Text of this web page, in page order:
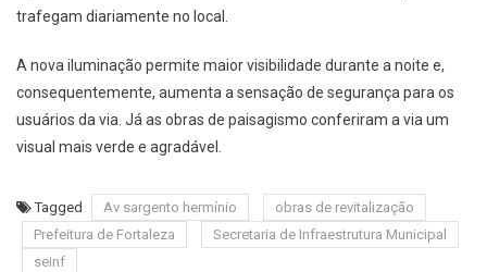
trafegam diariamente no local.
A nova iluminação permite maior visibilidade durante a noite e,
consequentemente, aumenta a sensação de segurança para os
usuários da via. Já as obras de paisagismo conferiram a via um
visual mais verde e agradável.
Tagged Av sargento hermínio
obras de revitalização
Prefeitura de Fortaleza
Secretaria de Infraestrutura Municipal
seinf